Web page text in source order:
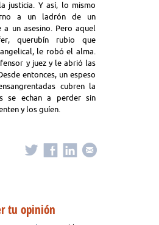
justicia. Y así, lo mismo
a un ladrón de un
a un asesino. Pero aquel
querubín rubio que
le robó el alma.
y juez y le abrió las
entonces, un espeso
cubren la
se echan a perder sin
y los guíen.
tu opinión